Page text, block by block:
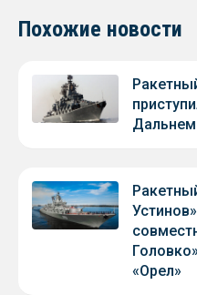
Похожие новости
«Орел»